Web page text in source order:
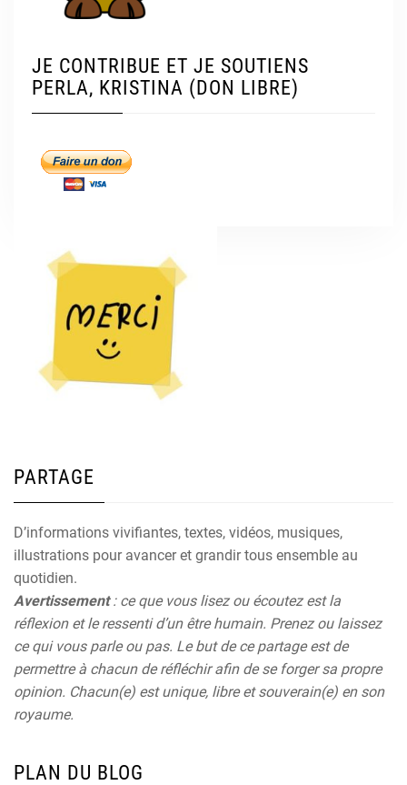
JE CONTRIBUE ET JE SOUTIENS
PERLA, KRISTINA (DON LIBRE)
PARTAGE
D’informations vivifiantes, textes, vidéos, musiques,
illustrations pour avancer et grandir tous ensemble au
quotidien.
Avertissement: ce que vous lisez ou écoutez est la
réflexion et le ressenti d’un être humain. Prenez ou laissez
ce qui vous parle ou pas. Le but de ce partage est de
permettre à chacun de réfléchir afin de se forger sa propre
opinion. Chacun(e) est unique, libre et souverain(e) en son
royaume.
PLAN DU BLOG